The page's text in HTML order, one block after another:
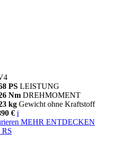
PS LEISTUNG
Nm DREHMOMENT
kg Gewicht ohne Kraftstoff
€ i
MEHR ENTDECKEN